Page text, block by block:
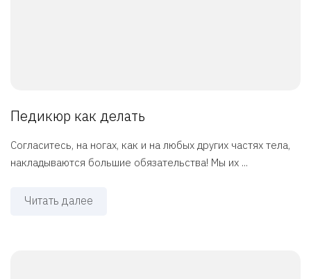
Педикюр как делать
Согласитесь, на ногах, как и на любых других частях тела,
накладываются большие обязательства! Мы их ...
Читать далее